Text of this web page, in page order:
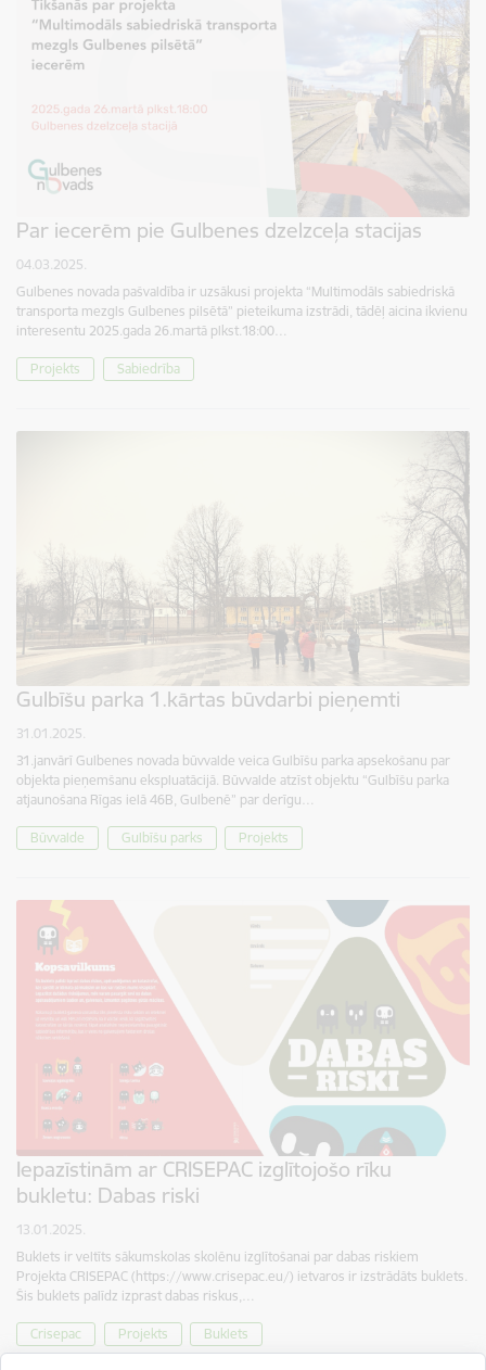
Par iecerēm pie Gulbenes dzelzceļa stacijas
04.03.2025.
Gulbenes novada pašvaldība ir uzsākusi projekta “Multimodāls sabiedriskā
transporta mezgls Gulbenes pilsētā” pieteikuma izstrādi, tādēļ aicina ikvienu
interesentu 2025.gada 26.martā plkst.18:00…
Projekts Sabiedrība
Gulbīšu parka 1.kārtas būvdarbi pieņemti
31.01.2025.
31.janvārī Gulbenes novada būvvalde veica Gulbīšu parka apsekošanu par
objekta pieņemšanu ekspluatācijā. Būvvalde atzīst objektu “Gulbīšu parka
atjaunošana Rīgas ielā 46B, Gulbenē” par derīgu…
Būvvalde Gulbīšu parks Projekts
Iepazīstinām ar CRISEPAC izglītojošo rīku
bukletu: Dabas riski
13.01.2025.
Buklets ir veltīts sākumskolas skolēnu izglītošanai par dabas riskiem
Projekta CRISEPAC (https://www.crisepac.eu/) ietvaros ir izstrādāts buklets.
Šis buklets palīdz izprast dabas riskus,…
Crisepac Projekts Buklets